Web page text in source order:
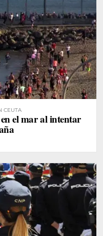
CEUTA
el mar al intentar